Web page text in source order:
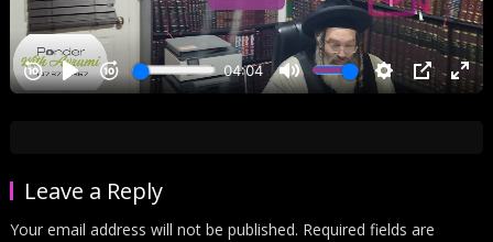
Leave a Reply
Your email address will not be published. Required fields are